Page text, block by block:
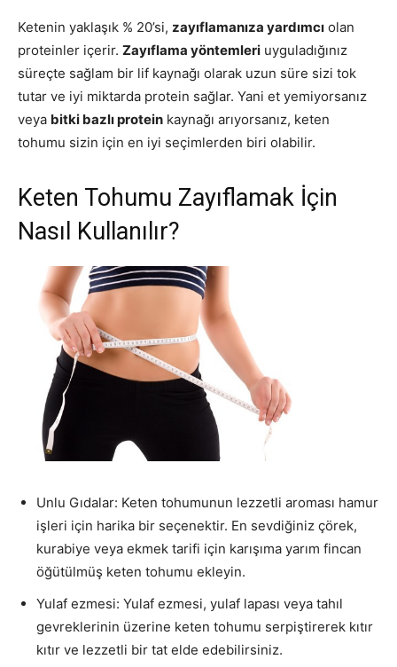
Ketenin yaklaşık % 20’si, zayıflamanıza yardımcı olan
proteinler içerir. Zayıflama yöntemleri uyguladığınız
süreçte sağlam bir lif kaynağı olarak uzun süre sizi tok
tutar ve iyi miktarda protein sağlar. Yani et yemiyorsanız
veya bitki bazlı protein kaynağı arıyorsanız, keten
tohumu sizin için en iyi seçimlerden biri olabilir.
Keten Tohumu Zayıflamak İçin
Nasıl Kullanılır?
Unlu Gıdalar: Keten tohumunun lezzetli aroması hamur
işleri için harika bir seçenektir. En sevdiğiniz çörek,
kurabiye veya ekmek tarifi için karışıma yarım fincan
öğütülmüş keten tohumu ekleyin.
Yulaf ezmesi: Yulaf ezmesi, yulaf lapası veya tahıl
gevreklerinin üzerine keten tohumu serpiştirerek kıtır
kıtır ve lezzetli bir tat elde edebilirsiniz.